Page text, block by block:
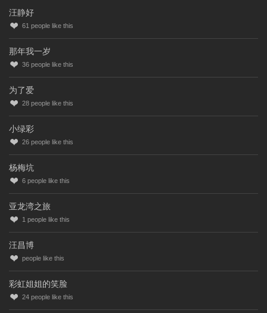
汪静好
61 people like this
那年我一岁
36 people like this
为了爱
28 people like this
小绿彩
26 people like this
杨梅坑
6 people like this
亚龙湾之旅
1 people like this
汪昌博
people like this
彩虹姐姐的笑脸
24 people like this